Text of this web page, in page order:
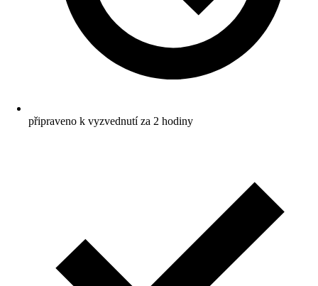
připraveno k vyzvednutí za 2 hodiny